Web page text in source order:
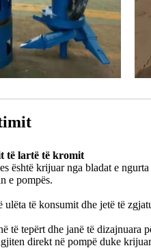
të lartë të kromit
është krijuar nga bladat e
e pompës.
të konsumit dhe jetë të
të tepërt dhe janë të
direkt në pompë duke